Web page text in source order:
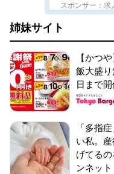
スポンサー：求
姉妹サイト
【かつ
飯大盛
日まで開
「多指
い私。
げてる
ンネット